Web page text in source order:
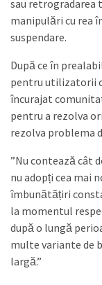
sau retrogradarea
manipulări cu rea
suspendare.
După ce în
pentru utilizatorii
încurajat
pentru a rezolva
rezolva problema
”Nu contează cât
nu adopți cea mai
îmbunătățiri
la momentul
după o lungă
multe variante de
largă.”